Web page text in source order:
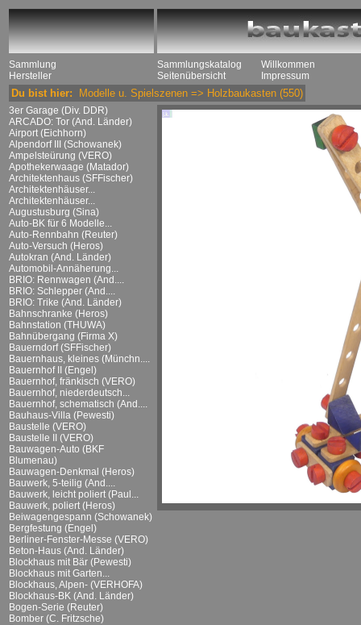
Sammlung
Hersteller
Sammlungskatalog
Seitenübersicht
Willkommen
Impressum
Du bist hier: Modelle u. Spielszenen => Holzbaukasten (550)
3er Garage (Div. DDR)
ARCADO: Tor (And. Länder)
Airport (Eichhorn)
Alpendorf III (Schowanek)
Ampelsteürung (VERO)
Apothekerwaage (Matador)
Architektenhaus (SFFischer)
Architektenhäuser...
Architektenhäuser...
Augustusburg (Sina)
Auto-BK für 6 Modelle...
Auto-Rennbahn (Reuter)
Auto-Versuch (Heros)
Autokran (And. Länder)
Automobil-Annäherung...
BRIO: Rennwagen (And....
BRIO: Schlepper (And....
BRIO: Trike (And. Länder)
Bahnschranke (Heros)
Bahnstation (THUWA)
Bahnübergang (Firma X)
Bauerndorf (SFFischer)
Bauernhaus, kleines (Münchn....
Bauernhof II (Engel)
Bauernhof, fränkisch (VERO)
Bauernhof, niederdeutsch...
Bauernhof, schematisch (And....
Bauhaus-Villa (Pewesti)
Baustelle (VERO)
Baustelle II (VERO)
Bauwagen-Auto (BKF
Blumenau)
Bauwagen-Denkmal (Heros)
Bauwerk, 5-teilig (And....
Bauwerk, leicht poliert (Paul...
Bauwerk, poliert (Heros)
Beiwagengespann (Schowanek)
Bergfestung (Engel)
Berliner-Fenster-Messe (VERO)
Beton-Haus (And. Länder)
Blockhaus mit Bär (Pewesti)
Blockhaus mit Garten...
Blockhaus, Alpen- (VERHOFA)
Blockhaus-BK (And. Länder)
Bogen-Serie (Reuter)
Bomber (C. Fritzsche)